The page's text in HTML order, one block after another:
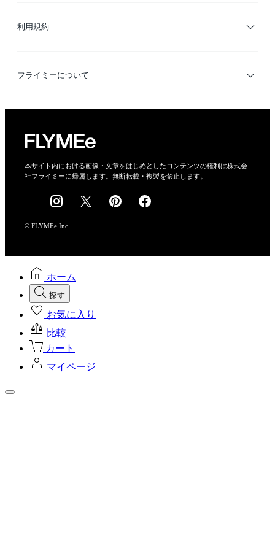
利用規約
利用規約
フライミーについて
会社概要
採用情報
本サイト内における画像・文章をはじめとしたコンテンツの権利は株式会
社フライミーに帰属します。無断転載・複製を禁止します。
© FLYMEe Inc.
ホーム
探す
お気に入り
比較
カート
マイページ